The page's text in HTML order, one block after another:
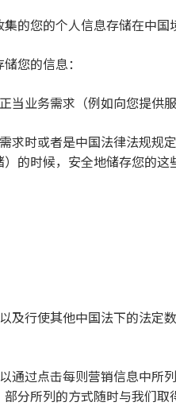
的您的个人信息存储在中
您的信息：
业务需求（例如向您提供
求时或者是中国法律法规
的时候，安全地储存您的
及行使其他中国法下的法
通过点击每则营销信息
分所列的方式随时与我们取